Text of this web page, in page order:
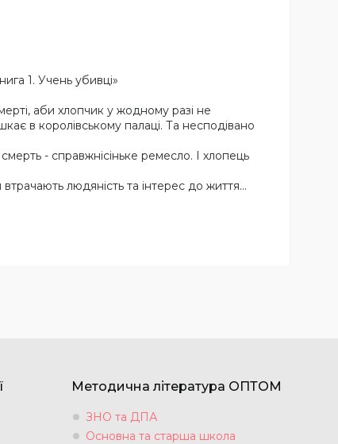
1. Учень убивці»
аби хлопчик у жодному разі не
в королівському палаці. Та несподівано
- справжнісіньке ремесло. І хлопець
людяність та інтерес до життя...
Методична література ОПТОМ
ЗНО та ДПА
Основна та старша школа